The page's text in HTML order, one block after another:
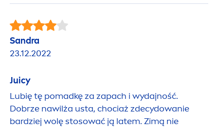
Sandra
23.12.2022
Juicy
Lubię tę pomadkę za zapach i wydajność.
Dobrze nawilża usta, chociaż zdecydowanie
bardziej wolę stosować ją latem. Zimą nie